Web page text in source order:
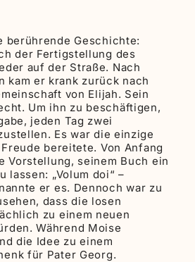
berührende Geschichte:
der Fertigstellung des
auf der Straße. Nach
kam er krank zurück nach
von Elijah. Sein
Um ihn zu beschäftigen,
jeden Tag zwei
Es war die einzige
bereitete. Von Anfang
Vorstellung, seinem Buch ein
lassen: „Volum doi“ –
er es. Dennoch war zu
dass die losen
zu einem neuen
Während Moise
die Idee zu einem
für Pater Georg.